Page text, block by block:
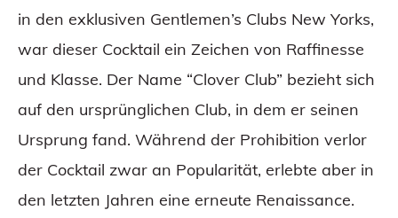
in den exklusiven Gentlemen’s Clubs New Yorks,
war dieser Cocktail ein Zeichen von Raffinesse
und Klasse. Der Name “Clover Club” bezieht sich
auf den ursprünglichen Club, in dem er seinen
Ursprung fand. Während der Prohibition verlor
der Cocktail zwar an Popularität, erlebte aber in
den letzten Jahren eine erneute Renaissance.